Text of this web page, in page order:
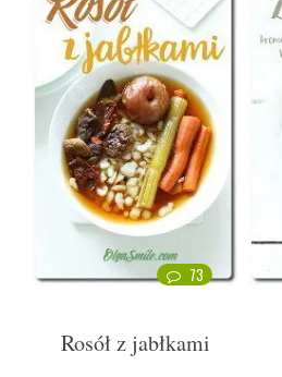
73
Rosół z jabłkami